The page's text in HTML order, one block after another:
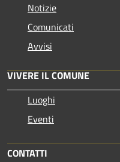
Notizie
Comunicati
Avvisi
VIVERE IL COMUNE
Luoghi
Eventi
CONTATTI